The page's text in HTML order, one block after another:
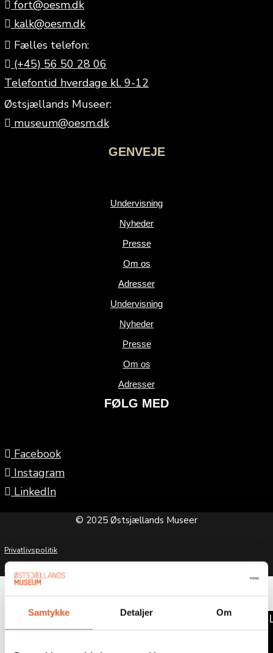
Samtykke Detaljer Om
fort@oesm.dk
kalk@oesm.dk
Fælles telefon:
(+45) 56 50 28 06
Telefontid hverdage kl. 9-12
Østsjællands Museer:
museum@oesm.dk
GENVEJE
Undervisning
Nyheder
Presse
Om os
Adresser
Undervisning
Nyheder
Presse
Om os
Adresser
FØLG MED
Facebook
Instagram
LinkedIn
© 2025 Østsjællands Museer
Privatlivspolitik
Handelsbetingeler
KØB